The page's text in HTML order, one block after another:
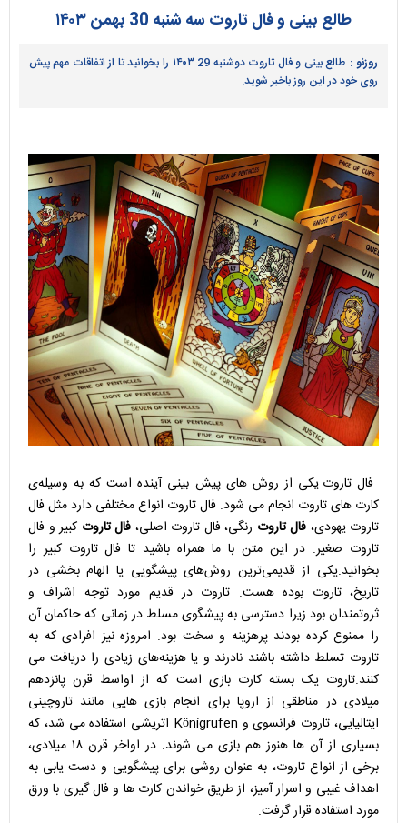
طالع بینی و فال تاروت سه شنبه 30 بهمن ۱۴۰۳
روزنو :
طالع بینی و فال تاروت دوشنبه 29 ۱۴۰۳ را بخوانید تا از اتفاقات مهم پیش
روی خود در این روز باخبر شوید.
فال تاروت یکی از روش های پیش بینی آینده است که به وسیله‌ی
کارت هایتاروت ‌‌‌ انجام می شود. فال تاروت انواع مختلفی دارد مثل‌ فال
تاروت یهودی، فال تاروت رنگی، فال تاروت‌ اصلی، فال تاروت کبیر و فال
تاروت صغیر. در این متن با ما همراه باشید تا فال تاروت کبیر را
بخوانید.یکی از قدیمی‌ترین روش‌های پیشگویی یا الهام بخشی در
تاریخ، تاروت بوده هست. تاروت در قدیم مورد توجه اشراف و
ثروتمندان بود زیرا دسترسی به پیشگوی مسلط در زمانی که حاکمان آن
را ممنوع کرده بودند پرهزینه و سخت بود. امروزه نیز افرادی که به
تاروت تسلط داشته باشند نادرند و یا هزینه‌های زیادی را دریافت می
کنند.تاروت یک بسته کارت بازی است که از اواسط قرن پانزدهم
میلادی در مناطقی از اروپا برای انجام بازی هایی مانند تاروچینی
ایتالیایی، تاروت فرانسوی و Königrufen اتریشی استفاده می شد، که
بسیاری از آن ها هنوز هم بازی می شوند. در اواخر قرن ۱۸ میلادی،
برخی از انواع تاروت، به عنوان روشی برای پیشگویی و دست یابی به
اهداف غیبی و اسرار آمیز، از طریق خواندن کارت ها و فال گیری با ورق
مورد استفاده قرار گرفت.